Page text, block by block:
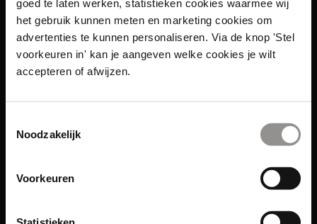
goed te laten werken, statistieken cookies waarmee wij
het gebruik kunnen meten en marketing cookies om
advertenties te kunnen personaliseren. Via de knop 'Stel
voorkeuren in' kan je aangeven welke cookies je wilt
accepteren of afwijzen.
Noodzakelijk
Voorkeuren